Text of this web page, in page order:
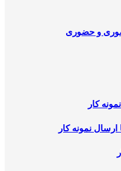
و حضوری
کار
نمونه کار